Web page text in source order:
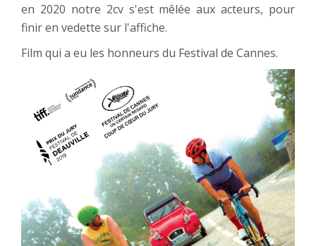
en 2020 notre 2cv s'est mêlée aux acteurs, pour
finir en vedette sur l'affiche.
Film qui a eu les honneurs du Festival de Cannes.